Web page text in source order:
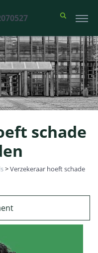
schade
>Verzekeraar hoeft schade